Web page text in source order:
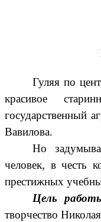
Гуляя по
красивое
государственный
Вавилова.
Но
человек, в честь
престижных
Цель
творчество